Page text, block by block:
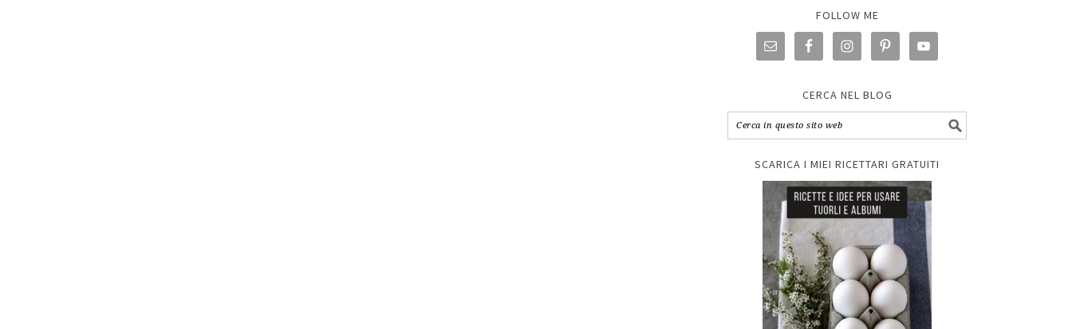
FOLLOW ME
CERCA NEL BLOG
SCARICA I MIEI RICETTARI GRATUITI